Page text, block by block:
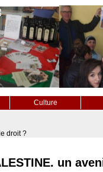
Culture
droit ?
un